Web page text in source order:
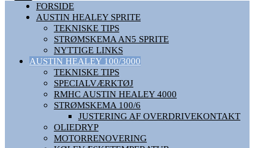
FORSIDE
AUSTIN HEALEY SPRITE
TEKNISKE TIPS
STRØMSKEMA AN5 SPRITE
NYTTIGE LINKS
AUSTIN HEALEY 100/3000
TEKNISKE TIPS
SPECIALVÆRKTØJ
RMHC AUSTIN HEALEY 4000
STRØMSKEMA 100/6
JUSTERING AF OVERDRIVEKONTAKT
OLIEDRYP
MOTORRENOVERING